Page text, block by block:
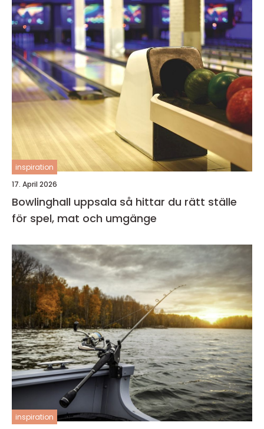
inspiration
17. April 2026
Bowlinghall uppsala så hittar du rätt ställe
för spel, mat och umgänge
inspiration